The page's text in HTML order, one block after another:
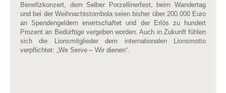
Benefizkonzert, dem Selber Porzellinerfest, beim Wandertag
und bei der Weihnachtstombola seien bisher über 200.000 Euro
an Spendengeldern erwirtschaftet und der Erlös zu hundert
Prozent an Bedürftige vergeben worden. Auch in Zukunft fühlen
sich die Lionsmitglieder dem internationalen Lionsmotto
verpflichtet: „We Serve – Wir dienen“.